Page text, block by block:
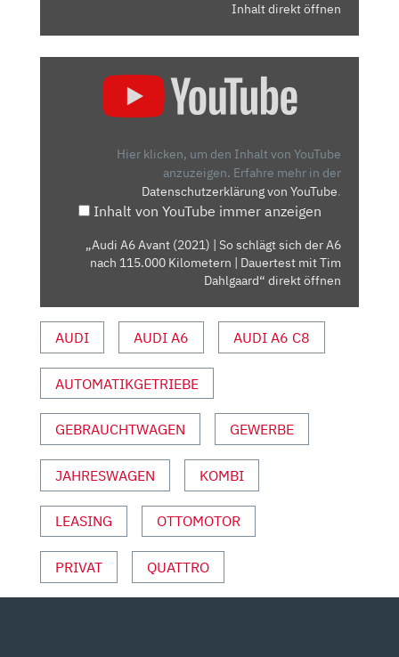
Inhalt direkt öffnen
| DAUERTEST
MIT
TIM
DAHLGAARD“
YOUTUBE
ANZEIGEN
Hier klicken, um den Inhalt von YouTube
anzuzeigen. Erfahre mehr in der
Datenschutzerklärung von YouTube.
Inhalt von YouTube immer anzeigen
„Audi A6 Avant (2021) | So schlägt sich der A6
nach 115.000 Kilometern | Dauertest mit Tim
Dahlgaard“ direkt öffnen
AUDI AUDI A6 AUDI A6 C8
AUTOMATIKGETRIEBE
GEBRAUCHTWAGEN GEWERBE
JAHRESWAGEN KOMBI
LEASING OTTOMOTOR
PRIVAT QUATTRO